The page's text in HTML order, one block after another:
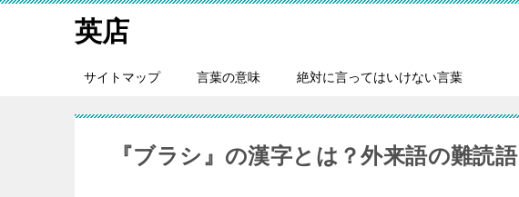
英店
サイトマップ 言葉の意味 絶対に言ってはいけない言葉
『ブラシ』の漢字とは？外来語の難読語